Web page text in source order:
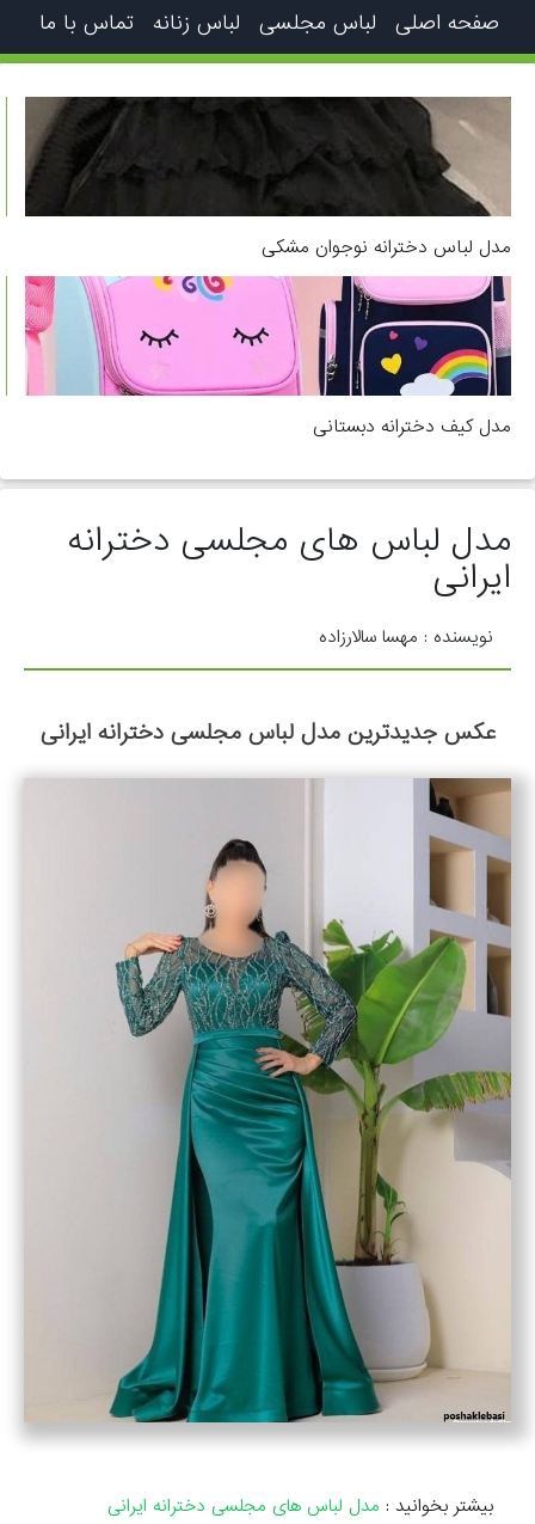
صفحه اصلی لباس مجلسی لباس زنانه تماس با ما
مدل لباس دخترانه نوجوان مشکی
مدل کیف دخترانه دبستانی
مدل لباس های مجلسی دخترانه
ایرانی
نویسنده : مهسا سالارزاده
عکس جدیدترین مدل لباس مجلسی دخترانه ایرانی
بیشتر بخوانید : مدل لباس های مجلسی دخترانه ایرانی